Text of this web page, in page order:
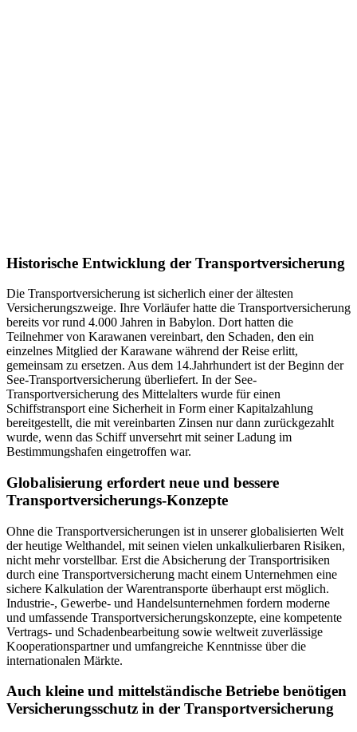
Historische Entwicklung der Transportversicherung
Die Transportversicherung ist sicherlich einer der ältesten
Versicherungszweige. Ihre Vorläufer hatte die Transportversicherung
bereits vor rund 4.000 Jahren in Babylon. Dort hatten die
Teilnehmer von Karawanen vereinbart, den Schaden, den ein
einzelnes Mitglied der Karawane während der Reise erlitt,
gemeinsam zu ersetzen. Aus dem 14.Jahrhundert ist der Beginn der
See-Transportversicherung überliefert. In der See-
Transportversicherung des Mittelalters wurde für einen
Schiffstransport eine Sicherheit in Form einer Kapitalzahlung
bereitgestellt, die mit vereinbarten Zinsen nur dann zurückgezahlt
wurde, wenn das Schiff unversehrt mit seiner Ladung im
Bestimmungshafen eingetroffen war.
Globalisierung erfordert neue und bessere
Transportversicherungs-Konzepte
Ohne die Transportversicherungen ist in unserer globalisierten Welt
der heutige Welthandel, mit seinen vielen unkalkulierbaren Risiken,
nicht mehr vorstellbar. Erst die Absicherung der Transportrisiken
durch eine Transportversicherung macht einem Unternehmen eine
sichere Kalkulation der Warentransporte überhaupt erst möglich.
Industrie-, Gewerbe- und Handelsunternehmen fordern moderne
und umfassende Transportversicherungskonzepte, eine kompetente
Vertrags- und Schadenbearbeitung sowie weltweit zuverlässige
Kooperationspartner und umfangreiche Kenntnisse über die
internationalen Märkte.
Auch kleine und mittelständische Betriebe benötigen
Versicherungsschutz in der Transportversicherung